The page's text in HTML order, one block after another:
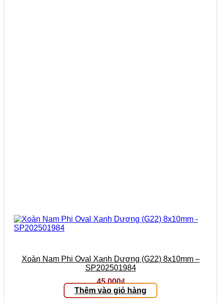
Xoàn Nam Phi Oval Xanh Dương (G22) 8x10mm –
SP202501984
45.000₫
Thêm vào giỏ hàng